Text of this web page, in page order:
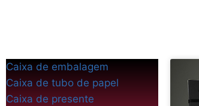
Caixa de embalagem
Caixa de tubo de papel
Caixa de presente